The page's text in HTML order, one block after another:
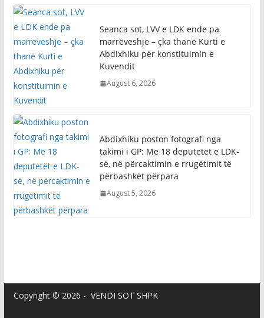
Seanca sot, LVV e LDK ende pa
marrëveshje – çka thanë Kurti e
Abdixhiku për konstituimin e
Kuvendit
August 6, 2026
Abdixhiku poston fotografi nga
takimi i GP: Me 18 deputetët e LDK-
së, në përcaktimin e rrugëtimit të
përbashkët përpara
August 5, 2026
Copyright © 2026 - VENDI SOT SHPK